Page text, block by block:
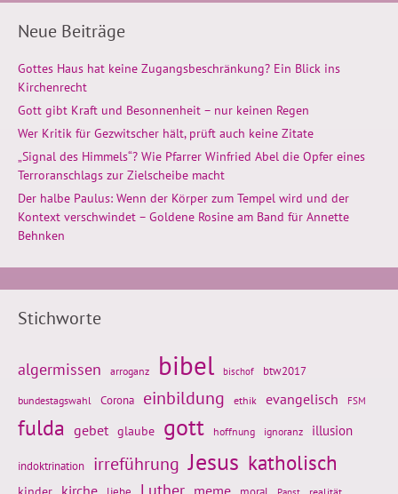
Neue Beiträge
Gottes Haus hat keine Zugangsbeschränkung? Ein Blick ins
Kirchenrecht
Gott gibt Kraft und Besonnenheit – nur keinen Regen
Wer Kritik für Gezwitscher hält, prüft auch keine Zitate
„Signal des Himmels“? Wie Pfarrer Winfried Abel die Opfer eines
Terroranschlags zur Zielscheibe macht
Der halbe Paulus: Wenn der Körper zum Tempel wird und der
Kontext verschwindet – Goldene Rosine am Band für Annette
Behnken
Stichworte
algermissen arroganz bibel bischof btw2017
bundestagswahl Corona einbildung ethik evangelisch FSM
fulda gebet glaube gott hoffnung ignoranz illusion
indoktrination irreführung Jesus katholisch